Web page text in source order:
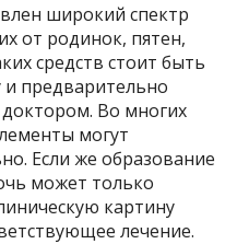
широкий спектр
от родинок, пятен,
средств стоит быть
предварительно
доктором. Во многих
могут
Если же образование
может только
картину
лечение.